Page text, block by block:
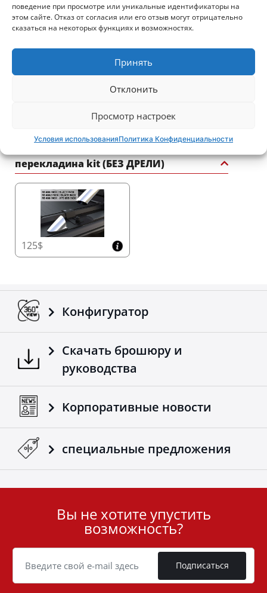
поведение при просмотре или уникальные идентификаторы на
этом сайте. Отказ от согласия или его отзыв могут отрицательно
сказаться на некоторых функциях и возможностях.
Принять
Отклонить
Просмотр настроек
Условия использованияПолитика Конфиденциальности
9001:2015 и ISO 14001:2015, предоставляя
продукт, устойчивый к времени и погодным
Преобразите ваш грузовик с черным матовым
спортивным ролл-баром от Tessera4x4 – символом
2425$ 3320$
перекладина kit (БЕЗ ДРЕЛИ)
125$
Конфигуратор
Скачать брошюру и
руководства
Kорпоративные новости
специальные предложения
Cookie
Вы не хотите упустить
возможность?
Подписаться